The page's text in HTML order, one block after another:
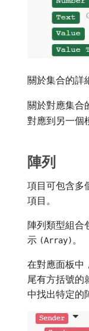
關於集合的詳
關於對應集合
對應到另一個
陣列
項目可包含多
項目。
陣列類型組合
示 (Array) 。
在對應面板中
尾有方括號的
中找出特定的